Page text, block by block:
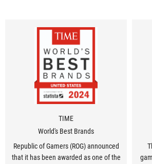
TIME
World's Best Brands
Republic of Gamers (ROG) announced
that it has been awarded as one of the